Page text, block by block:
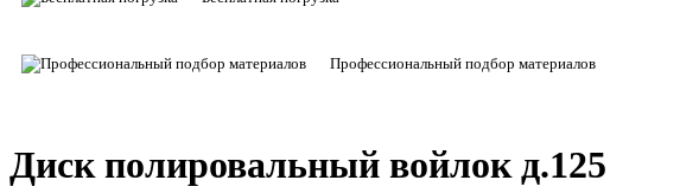
Профессиональный подбор материалов
Диск полировальный войлок д.125